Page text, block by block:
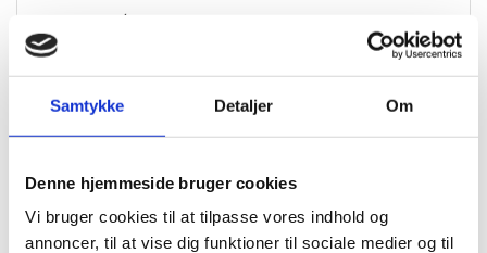
Samtykke Detaljer Om
Denne hjemmeside bruger cookies
Vi bruger cookies til at tilpasse vores indhold og
annoncer, til at vise dig funktioner til sociale medier og til
Blanke og matte fliser
500 ml flaske med praktisk dispenser, og kun halvt
økonomisk.